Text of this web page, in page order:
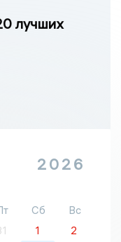
лучших
2026
Сб
Вс
1
2